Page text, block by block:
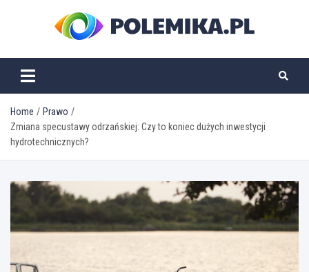
polemika.pl
Home
Prawo
Zmiana specustawy odrzańskiej: Czy to koniec dużych inwestycji
hydrotechnicznych?